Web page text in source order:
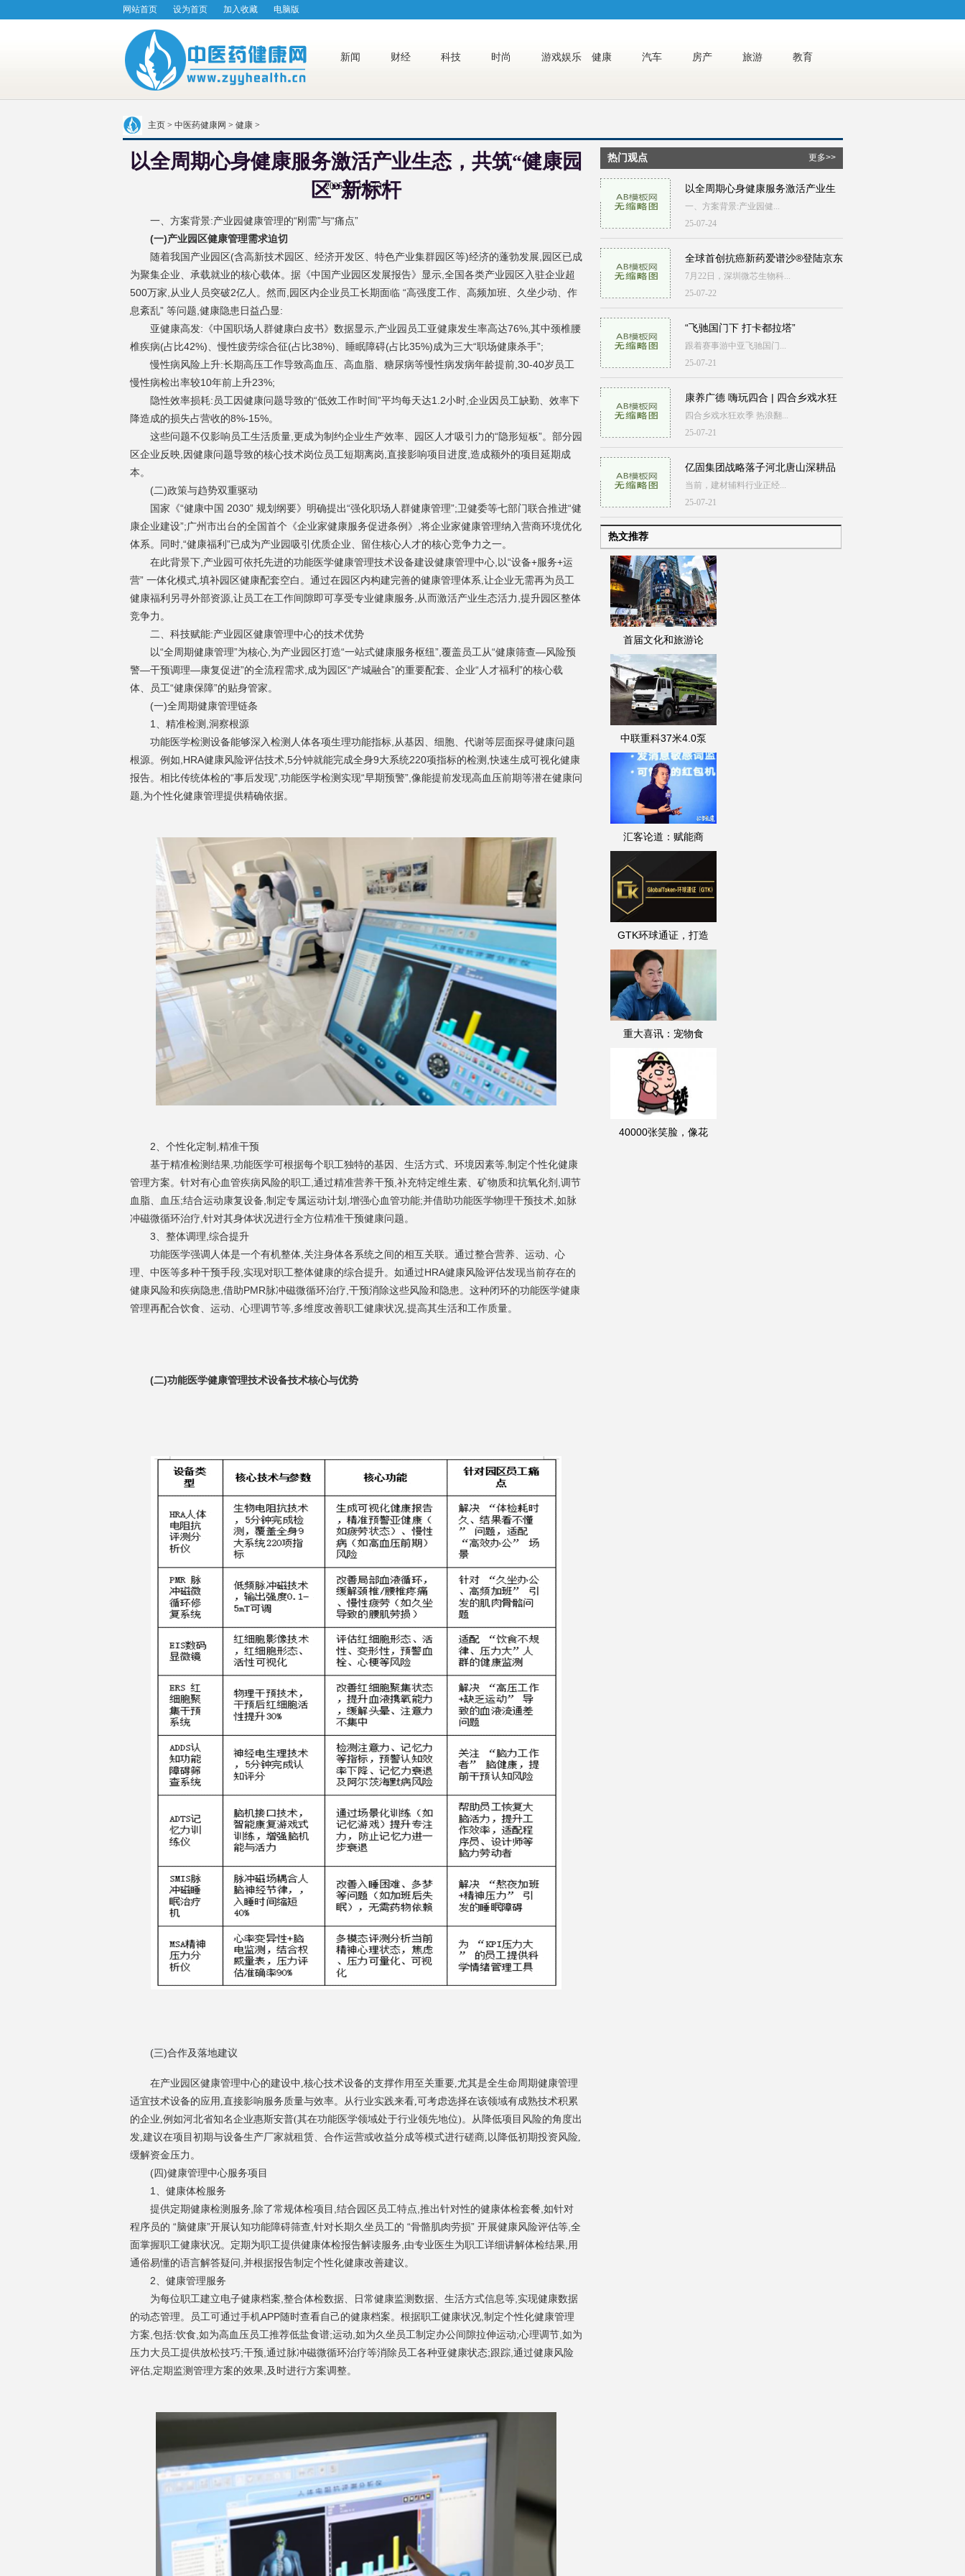
网站首页 设为首页 加入收藏 电脑版
新闻 财经 科技 时尚 游戏娱乐 健康 汽车 房产 旅游 教育
主页> 中医药健康网 > 健康>
以全周期心身健康服务激活产业生态，共筑“健康园
区”新标杆
2025-07-24 17:10
一、方案背景:产业园健康管理的“刚需”与“痛点”
(一)产业园区健康管理需求迫切
随着我国产业园区(含高新技术园区、经济开发区、特色产业集群园区等)经济的蓬勃发展,园区已成
为聚集企业、承载就业的核心载体。据《中国产业园区发展报告》显示,全国各类产业园区入驻企业超
500万家,从业人员突破2亿人。然而,园区内企业员工长期面临 “高强度工作、高频加班、久坐少动、作
息紊乱” 等问题,健康隐患日益凸显:
亚健康高发: 《中国职场人群健康白皮书》数据显示,产业园员工亚健康发生率高达76%,其中颈椎腰
椎疾病(占比42%)、慢性疲劳综合征(占比38%)、睡眠障碍(占比35%)成为三大“职场健康杀手”;
慢性病风险上升:长期高压工作导致高血压、高血脂、糖尿病等慢性病发病年龄提前,30-40岁员工
慢性病检出率较10年前上升23%;
隐性效率损耗:员工因健康问题导致的“低效工作时间”平均每天达1.2小时,企业因员工缺勤、效率下
降造成的损失占营收的8%-15%。
这些问题不仅影响员工生活质量,更成为制约企业生产效率、园区人才吸引力的“隐形短板”。部分园
区企业反映,因健康问题导致的核心技术岗位员工短期离岗,直接影响项目进度,造成额外的项目延期成
本。
(二)政策与趋势双重驱动
国家《“健康中国 2030” 规划纲要》明确提出“强化职场人群健康管理”;卫健委等七部门联合推进“健
康企业建设”;广州市出台的全国首个《企业家健康服务促进条例》,将企业家健康管理纳入营商环境优化
体系。同时,“健康福利”已成为产业园吸引优质企业、留住核心人才的核心竞争力之一。
在此背景下,产业园可依托先进的功能医学健康管理技术设备建设健康管理中心,以“设备+服务+运
营” 一体化模式,填补园区健康配套空白。通过在园区内构建完善的健康管理体系,让企业无需再为员工
健康福利另寻外部资源,让员工在工作间隙即可享受专业健康服务,从而激活产业生态活力,提升园区整体
竞争力。
二、科技赋能:产业园区健康管理中心的技术优势
以“全周期健康管理”为核心,为产业园区打造“一站式健康服务枢纽”,覆盖员工从“健康筛查—风险预
警—干预调理—康复促进”的全流程需求,成为园区“产城融合”的重要配套、企业“人才福利”的核心载
体、员工“健康保障”的贴身管家。
(一)全周期健康管理链条
1
精准检测,洞察根源
功能医学检测设备能够深入检测人体各项生理功能指标,从基因、细胞、代谢等层面探寻健康问题
根源。例如,HRA健康风险评估技术,5分钟就能完成全身9大系统220项指标的检测,快速生成可视化健康
报告。相比传统体检的“事后发现”,功能医学检测实现“早期预警”,像能提前发现高血压前期等潜在健康问
题,为个性化健康管理提供精确依据。
2
个性化定制,精准干预
基于精准检测结果,功能医学可根据每个职工独特的基因、生活方式、环境因素等,制定个性化健康
管理方案。针对有心血管疾病风险的职工,通过精准营养干预,补充特定维生素、矿物质和抗氧化剂,调节
血脂、血压;结合运动康复设备,制定专属运动计划,增强心血管功能;并借助功能医学物理干预技术,如脉
冲磁微循环治疗,针对其身体状况进行全方位精准干预健康问题。
3
整体调理,综合提升
功能医学强调人体是一个有机整体,关注身体各系统之间的相互关联。通过整合营养、运动、心
理、中医等多种干预手段,实现对职工整体健康的综合提升。如通过HRA健康风险评估发现当前存在的
健康风险和疾病隐患,借助PMR脉冲磁微循环治疗,干预消除这些风险和隐患。这种闭环的功能医学健康
管理再配合饮食、运动、心理调节等,多维度改善职工健康状况,提高其生活和工作质量。
(二)功能医学健康管理技术设备技术核心与优势
(三)合作及落地建议
在产业园区健康管理中心的建设中,核心技术设备的支撑作用至关重要,尤其是全生命周期健康管理
适宜技术设备的应用,直接影响服务质量与效率。从行业实践来看,可考虑选择在该领域有成熟技术积累
的企业,例如河北省知名企业惠斯安普(其在功能医学领域处于行业领先地位)。从降低项目风险的角度出
发,建议在项目初期与设备生产厂家就租赁、合作运营或收益分成等模式进行磋商,以降低初期投资风险,
缓解资金压力。
(四)健康管理中心服务项目
1
、健康体检服务
提供定期健康检测服务,除了常规体检项目,结合园区员工特点,推出针对性的健康体检套餐,如针对
程序员的 “脑健康”开展认知功能障碍筛查,针对长期久坐员工的 “骨骼肌肉劳损” 开展健康风险评估等,全
面掌握职工健康状况。定期为职工提供健康体检报告解读服务,由专业医生为职工详细讲解体检结果,用
通俗易懂的语言解答疑问,并根据报告制定个性化健康改善建议。
2 、健康管理服务
为每位职工建立电子健康档案,整合体检数据、日常健康监测数据、生活方式信息等,实现健康数据
的动态管理。员工可通过手机APP随时查看自己的健康档案。根据职工健康状况,制定个性化健康管理
方案,包括:饮食,如为高血压员工推荐低盐食谱;运动,如为久坐员工制定办公间隙拉伸运动;心理调节,如为
压力大员工提供放松技巧;干预,通过脉冲磁微循环治疗等消除员工各种亚健康状态;跟踪,通过健康风险
评估,定期监测管理方案的效果,及时进行方案调整。
热门观点 更多>>
以全周期心身健康服务激活产业生
一、方案背景:产业园健...
25-07-24
全球首创抗癌新药爱谱沙®登陆京东
7月22日，深圳微芯生物科...
25-07-22
“飞驰国门下 打卡都拉塔”
跟着赛事游中亚飞驰国门...
25-07-21
康养广德 嗨玩四合 | 四合乡戏水狂
四合乡戏水狂欢季 热浪翻...
25-07-21
亿固集团战略落子河北唐山深耕品
当前，建材辅料行业正经...
25-07-21
热文推荐
首届文化和旅游论
中联重科37米4.0泵
汇客论道：赋能商
GTK环球通证，打造
重大喜讯：宠物食
40000张笑脸，像花